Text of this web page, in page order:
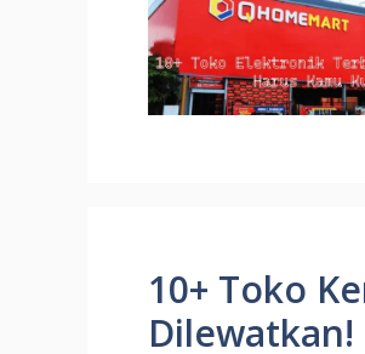
10+ Toko
Dilewatkan!